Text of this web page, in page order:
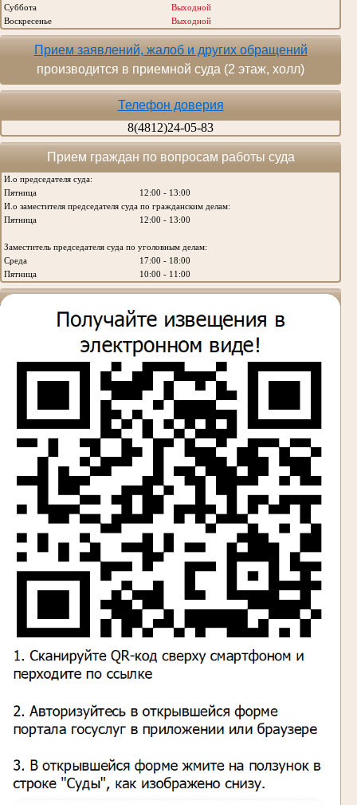
Суббота
Выходной
Воскресенье
Выходной
Прием заявлений, жалоб и других обращений
производится в приемной суда (2 этаж, холл)
Телефон доверия
8(4812)24-05-83
Прием граждан по вопросам работы суда
И.о председателя суда:
Пятница
12:00 - 13:00
И.о заместителя председателя суда по гражданским делам:
Пятница
12:00 - 13:00
Заместитель председателя суда по уголовным делам:
Среда
17:00 - 18:00
Пятница
10:00 - 11:00